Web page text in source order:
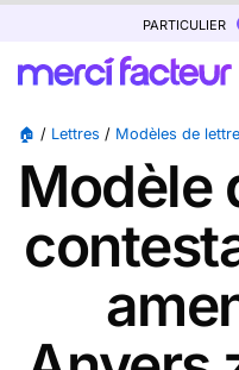
particulier
🏠 / Lettres / Modèles de
Modèle